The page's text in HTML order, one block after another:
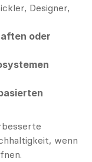
Designer,
oder
wenn